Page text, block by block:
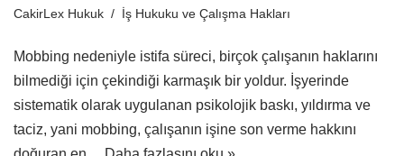
CakirLex Hukuk İş Hukuku ve Çalışma Hakları
Mobbing nedeniyle istifa süreci, birçok çalışanın haklarını
bilmediği için çekindiği karmaşık bir yoldur. İşyerinde
sistematik olarak uygulanan psikolojik baskı, yıldırma ve
taciz, yani mobbing, çalışanın işine son verme hakkını